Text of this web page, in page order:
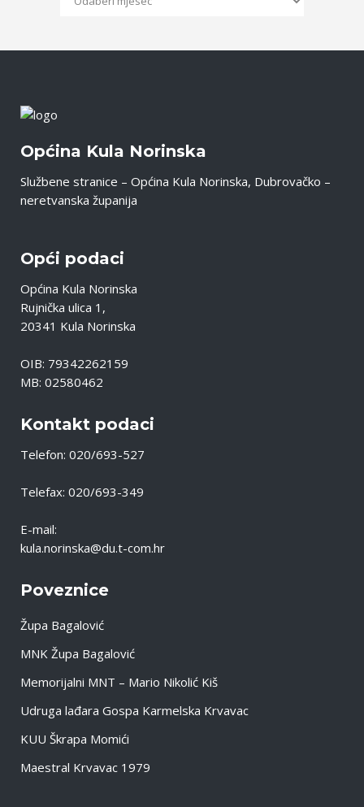
Općina Kula Norinska
Službene stranice – Općina Kula Norinska, Dubrovačko –
neretvanska županija
Opći podaci
Općina Kula Norinska
Rujnička ulica 1,
20341 Kula Norinska
OIB: 79342262159
MB: 02580462
Kontakt podaci
Telefon: 020/693-527
Telefax: 020/693-349
E-mail:
kula.norinska@du.t-com.hr
Poveznice
Župa Bagalović
MNK Župa Bagalović
Memorijalni MNT – Mario Nikolić Kiš
Udruga lađara Gospa Karmelska Krvavac
KUU Škrapa Momići
Maestral Krvavac 1979